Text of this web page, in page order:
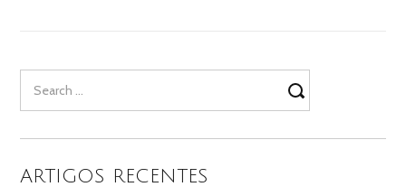
for:
ARTIGOS RECENTES